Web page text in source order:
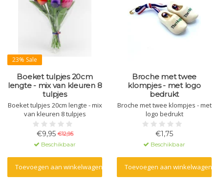
23% Sale
Boeket tulpjes 20cm
lengte - mix van kleuren 8
tulpjes
Boeket tulpjes 20cm lengte - mix
van kleuren 8 tulpjes
€9,95 €12,95
Beschikbaar
Toevoegen aan winkelwagen
Broche met twee
klompjes - met logo
bedrukt
Broche met twee klompjes - met
logo bedrukt
€1,75
Beschikbaar
Toevoegen aan winkelwagen